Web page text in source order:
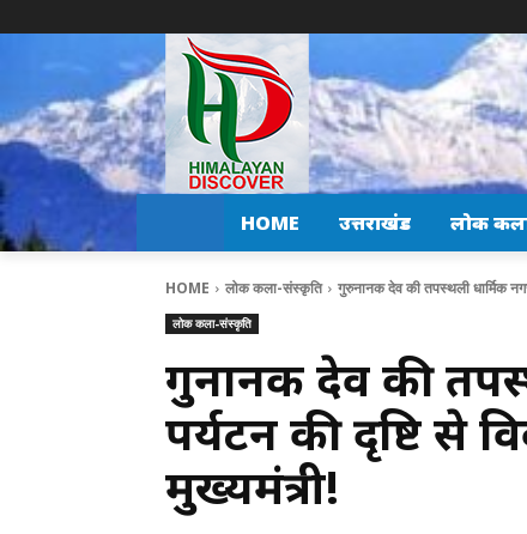
HOME उत्तराखंड लोक
HOME लोक कला-संस्कृति गुरुनानक देव की तपस्थली धार्मिक
लोक कला-संस्कृति
गुरुनानक देव की
पर्यटन की दृष्टि से
मुख्यमंत्री!